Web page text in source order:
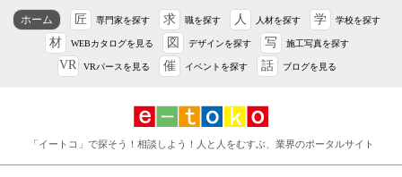
ホーム 匠 専門家を探す 求 職を探す 人 人材を探す 学 学校を探す
材 WEBカタログを見る 図 デザインを探す 写 施工写真を探す
VR VRパースを見る 催 イベントを探す 話 ブログを見る
「イートコ」で探そう！相談しよう！人と人をむすぶ、業界のポータルサイト